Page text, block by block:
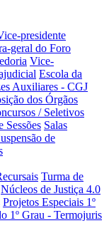
presidente
geral do Foro
Vice-
Escola da
Auxiliares - CGJ
dos Órgãos
/ Seletivos
Sessões Salas
de
Turma de
Núcleos de Justiça 4.0
Projetos Especiais 1º
1º Grau - Termojuris